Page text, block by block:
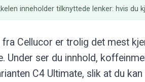
inneholder tilknyttede lenker: hvis
fra Cellucor er trolig det mest
Under ser du innhold,
C4 Ultimate, slik at du